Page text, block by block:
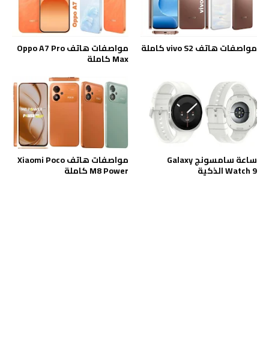
مواصفات هاتف vivo S2 كاملة مواصفات هاتف Oppo A7 Pro
Max كاملة
ساعة سامسونج Galaxy
Watch 9 الذكية
مواصفات هاتف Xiaomi Poco
M8 Power كاملة